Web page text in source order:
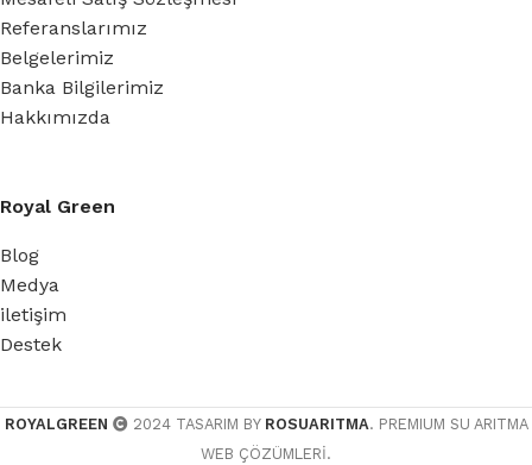
Referanslarımız
Belgelerimiz
Banka Bilgilerimiz
Hakkımızda
Royal Green
Blog
Medya
iletişim
Destek
ROYALGREEN 2024 TASARIM BY ROSUARITMA. PREMIUM SU ARITMA
WEB ÇÖZÜMLERİ.